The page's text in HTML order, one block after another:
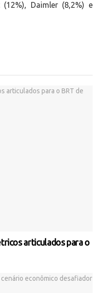
(12%), Daimler (8,2%) e
articulados para o